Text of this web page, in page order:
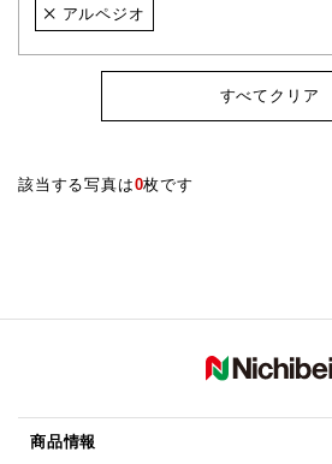
アルペジオ
すべてクリア
該当する写真は0枚です
商品情報